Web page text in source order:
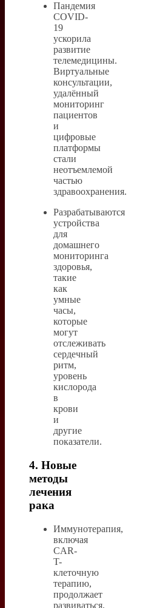
Пандемия
COVID-
19
ускорила
развитие
телемедицины.
Виртуальные
консультации,
удалённый
мониторинг
пациентов
и
цифровые
платформы
стали
неотъемлемой
частью
здравоохранения.
Разрабатываются
устройства
для
домашнего
мониторинга
здоровья,
такие
как
умные
часы,
которые
могут
отслеживать
сердечный
ритм,
уровень
кислорода
в
крови
и
другие
показатели.
4. Новые
методы
лечения
рака
Иммунотерапия,
включая
CAR-
T-
клеточную
терапию,
продолжает
развиваться,